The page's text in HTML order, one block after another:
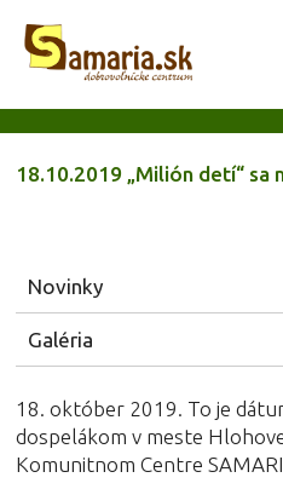
18.10.2019 „Milión detí“ sa
Novinky
Galéria
18. október 2019. To je
dospelákom v meste
Komunitnom Centre